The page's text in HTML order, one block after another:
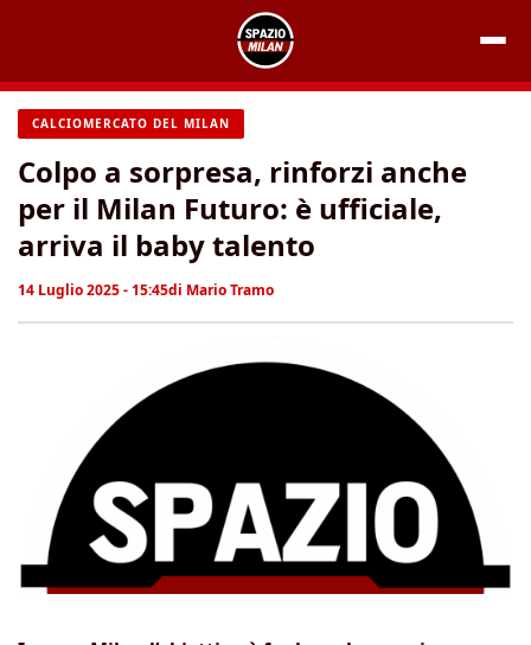
contenuto
CALCIOMERCATO DEL MILAN
Colpo a sorpresa, rinforzi anche
per il Milan Futuro: è ufficiale,
arriva il baby talento
14 Luglio 2025 - 15:45di Mario Tramo